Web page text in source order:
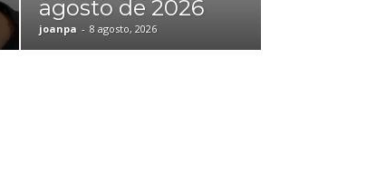
agosto de 2026
joanpa - 8 agosto, 2026